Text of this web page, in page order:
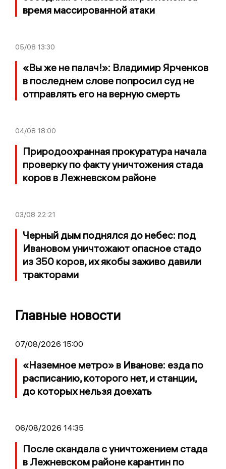
время массированной атаки
05/08 13:30
«Вы же не палач!»: Владимир Ярченков
в последнем слове попросил суд не
отправлять его на верную смерть
04/08 18:00
Природоохранная прокуратура начала
проверку по факту уничтожения стада
коров в Лежневском районе
03/08 22:21
Черный дым поднялся до небес: под
Ивановом уничтожают опасное стадо
из 350 коров, их якобы заживо давили
тракторами
Главные новости
07/08/2026 15:00
«Наземное метро» в Иванове: езда по
расписанию, которого нет, и станции,
до которых нельзя доехать
06/08/2026 14:35
После скандала с уничтожением стада
в Лежневском районе карантин по